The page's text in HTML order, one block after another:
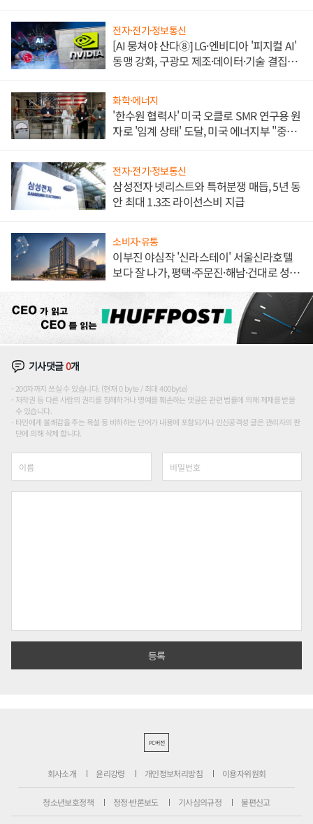
전자·전기·정보통신
[AI 뭉쳐야 산다⑧] LG·엔비디아 '피지컬 AI'
동맹 강화, 구광모 제조·데이터·기술 결집
화학·에너지
'한수원 협력사' 미국 오클로 SMR 연구용 원
자로 '임계 상태' 도달, 미국 에너지부 "중요
전자·전기·정보통신
삼성전자 넷리스트와 특허분쟁 매듭, 5년 동
안 최대 1.3조 라이선스비 지급
소비자·유통
이부진 야심작 '신라스테이' 서울신라호텔
보다 잘 나가, 평택·주문진·해남·건대로 성
기사댓글0개
200자까지 쓰실 수 있습니다. (현재 0 byte / 최대 400byte)
저작권 등 다른 사람의 권리를 침해하거나 명예를 훼손하는 댓글은 관련 법률에 의해 제재를 받을
수 있습니다.
타인에게 불쾌감을 주는 욕설 등 비하하는 단어가 내용에 포함되거나 인신공격성 글은 관리자의 판
단에 의해 삭제 합니다.
PC버전
회사소개 윤리강령 개인정보처리방침 이용자위원회
청소년보호정책 정정·반론보도 기사심의규정 불편신고